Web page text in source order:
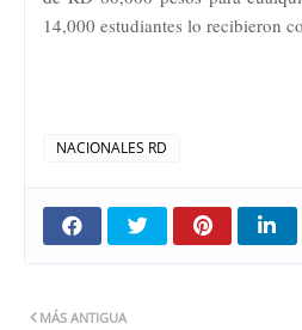
14,000 estudiantes lo recibieron
NACIONALES RD
MÁS ANTIGUA